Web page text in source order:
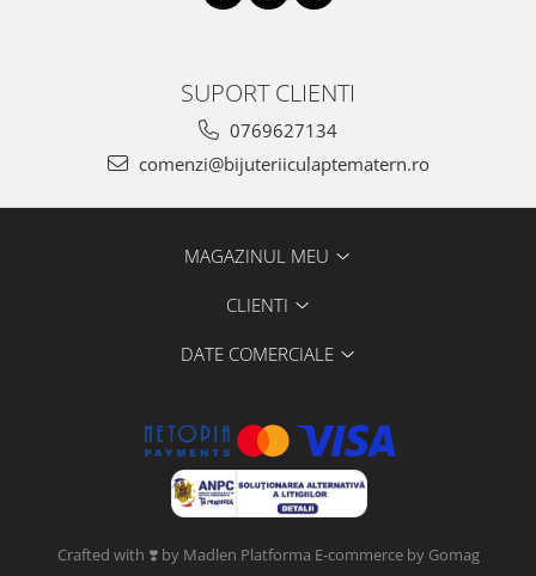
SUPORT CLIENTI
0769627134
comenzi@bijuteriiculaptematern.ro
MAGAZINUL MEU
CLIENTI
DATE COMERCIALE
Crafted with ❣️ by Madlen Platforma E-commerce by Gomag